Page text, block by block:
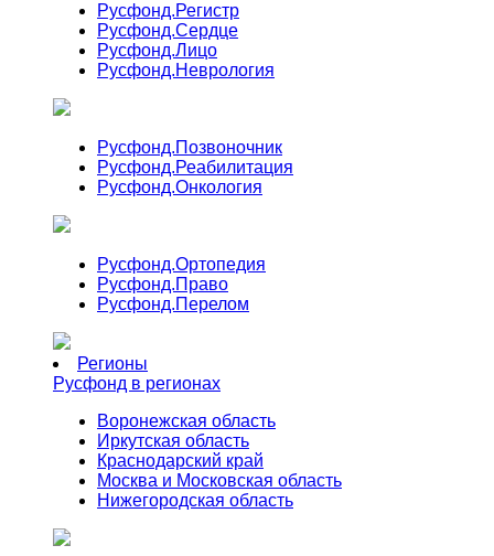
Русфонд.Регистр
Русфонд.Сердце
Русфонд.Лицо
Русфонд.Неврология
Русфонд.Позвоночник
Русфонд.Реабилитация
Русфонд.Онкология
Русфонд.Ортопедия
Русфонд.Право
Русфонд.Перелом
Регионы
Русфонд в регионах
Воронежская область
Иркутская область
Краснодарский край
Москва и Московская область
Нижегородская область